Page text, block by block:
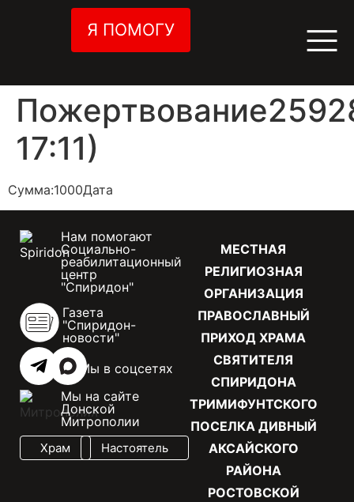
Я ПОМОГУ
17:11)
Сумма:1000Дата
МЕСТНАЯ
РЕЛИГИОЗНАЯ
ОРГАНИЗАЦИЯ
ПРАВОСЛАВНЫЙ
ПРИХОД ХРАМА
СВЯТИТЕЛЯ
СПИРИДОНА
ТРИМИФУНТСКОГО
ПОСЕЛКА ДИВНЫЙ
АКСАЙСКОГО
РАЙОНА
РОСТОВСКОЙ
Нам помогают
Социально-
реабилитационный
центр
"Спиридон"
Газета
"Спиридон-
новости"
Мы в соцсетях
Мы на сайте
Донской
Митрополии
Храм Настоятель